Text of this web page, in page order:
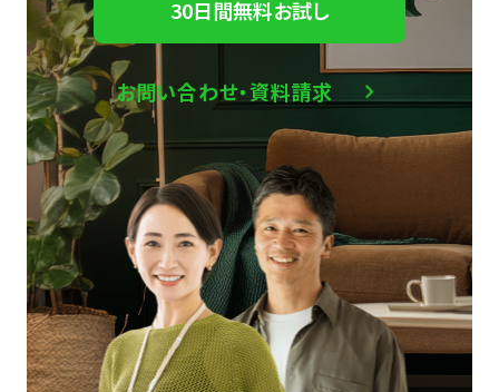
30日間無料お試し
お問い合わせ・資料請求